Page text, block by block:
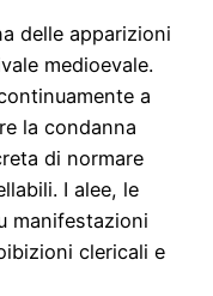
delle apparizioni
medioevale.
a
la condanna
di normare
I alee, le
manifestazioni
clericali e